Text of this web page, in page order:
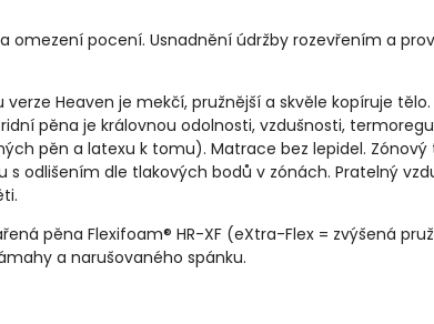
omezení pocení. Usnadnění údržby rozevřením a
verze Heaven je mekčí, pružnější a skvěle kopíruje
pěna je královnou odolnosti, vzdušnosti,
pěn a latexu k tomu). Matrace bez lepidel.
odlišením dle tlakových bodů v zónách. Pratelný
pěna Flexifoam® HR-XF (eXtra-Flex = zvýšená
a narušovaného spánku.